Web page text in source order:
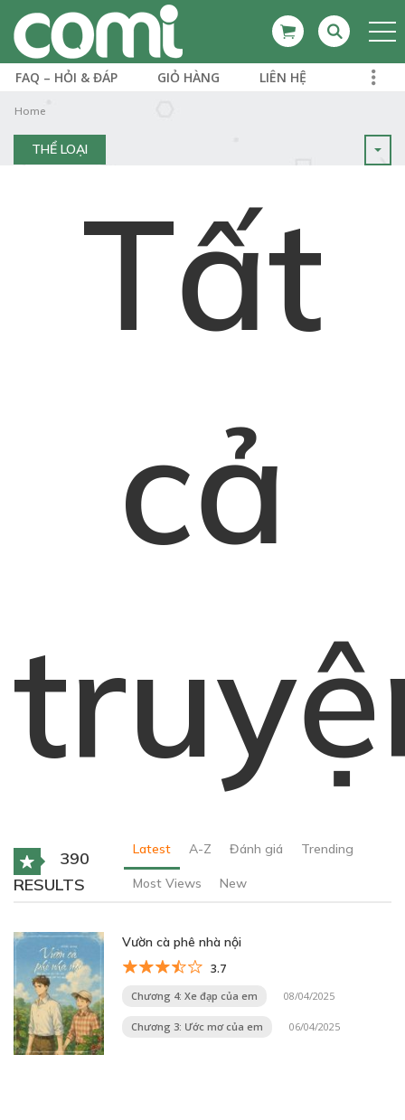
FAQ – HỎI & ĐÁP GIỎ HÀNG LIÊN HỆ
Home
THỂ LOẠI
Tất
cả
390
RESULTS
Latest A-Z Đánh giá Trending
Most Views New
Vườn cà phê nhà nội
3.7
Chương 4: Xe đạp của em 08/04/2025
Chương 3: Ước mơ của em 06/04/2025